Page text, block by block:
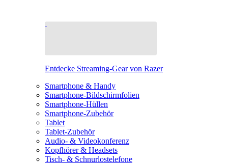
Entdecke Streaming-Gear von Razer
Smartphone & Handy
Smartphone-Bildschirmfolien
Smartphone-Hüllen
Smartphone-Zubehör
Tablet
Tablet-Zubehör
Audio- & Videokonferenz
Kopfhörer & Headsets
Tisch- & Schnurlostelefone